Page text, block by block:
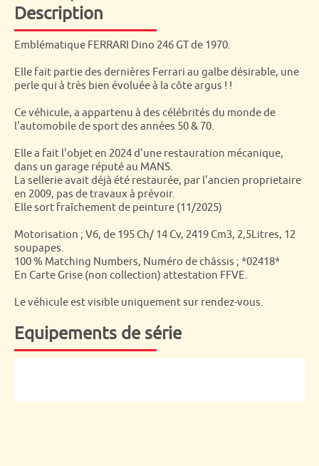
Description
Emblématique FERRARI Dino 246 GT de 1970.
Elle fait partie des dernières Ferrari au galbe désirable, une
perle qui à très bien évoluée à la côte argus ! !
Ce véhicule, a appartenu à des célébrités du monde de
l'automobile de sport des années 50 & 70.
Elle a fait l'objet en 2024 d'une restauration mécanique,
dans un garage réputé au MANS.
La sellerie avait déjà été restaurée, par l'ancien proprietaire
en 2009, pas de travaux à prévoir.
Elle sort fraîchement de peinture (11/2025)
Motorisation ; V6, de 195 Ch/ 14 Cv, 2419 Cm3, 2,5Litres, 12
soupapes.
100 % Matching Numbers, Numéro de châssis ; *02418*
En Carte Grise (non collection) attestation FFVE.
Le véhicule est visible uniquement sur rendez-vous.
Equipements de série